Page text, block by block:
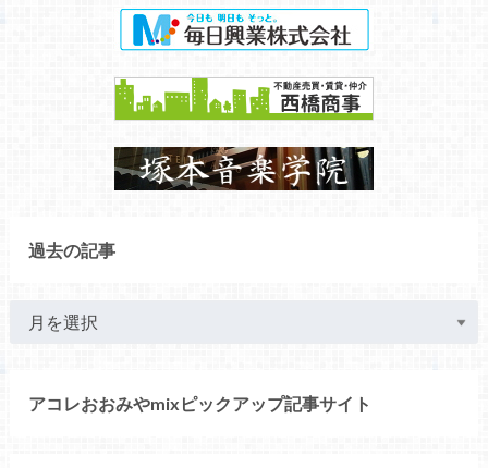
過去の記事
アコレおおみやmixピックアップ記事サイト